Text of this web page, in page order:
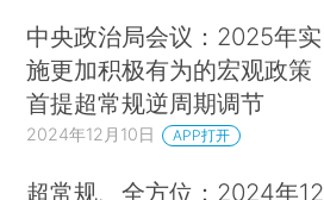
中央政治局会议：2025年实
施更加积极有为的宏观政策
首提超常规逆周期调节
2024年12月10日 APP打开
超常规、全方位：2024年12